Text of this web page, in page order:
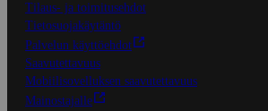
Tilaus- ja toimitusehdot
Tietosuojakäytäntö
Palvelun käyttöehdot
Saavutettavuus
Mobiilisovelluksen saavutettavuus
Mainostajalle